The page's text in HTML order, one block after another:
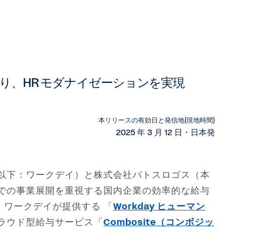
、HR モダナイゼーションを実現
本リリースの有効日と発信地(現地時間)
2025 年 3 月 12 日・日本発
：ワークデイ）と株式会社パトスロゴス（本
事業展開を重視する国内企業の効率的な給与
ークデイが提供する 「Workday ヒューマン
ウド型給与サービス「Combosite（コンボジッ